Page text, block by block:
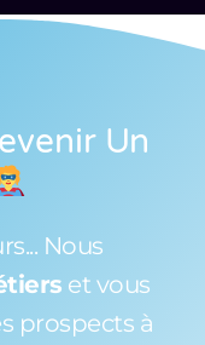
Un
Nous
et vous
prospects à